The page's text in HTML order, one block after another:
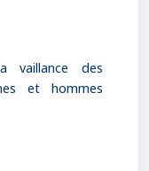
vaillance des
et hommes